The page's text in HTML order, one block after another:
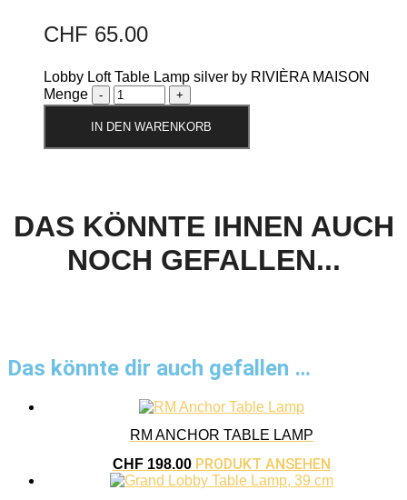
CHF 65.00
Lobby Loft Table Lamp silver by RIVIÈRA MAISON
Menge
IN DEN WARENKORB
DAS KÖNNTE IHNEN AUCH
NOCH GEFALLEN...
Das könnte dir auch gefallen …
RM ANCHOR TABLE LAMP
CHF 198.00 PRODUKT ANSEHEN